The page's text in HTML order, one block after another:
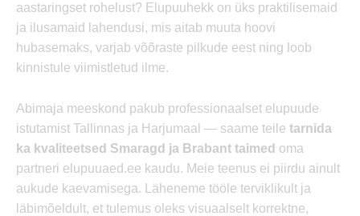
aastaringset rohelust? Elupuuhekk on üks praktilisemaid
ja ilusamaid lahendusi, mis aitab muuta hoovi
hubasemaks, varjab võõraste pilkude eest ning loob
kinnistule viimistletud ilme.
Abimaja meeskond pakub professionaalset elupuude
istutamist Tallinnas ja Harjumaal — saame teile tarnida
ka kvaliteetsed Smaragd ja Brabant taimed oma
partneri elupuuaed.ee kaudu. Meie teenus ei piirdu ainult
aukude kaevamisega. Läheneme tööle terviklikult ja
läbimõeldult, et tulemus oleks visuaalselt korrektne,